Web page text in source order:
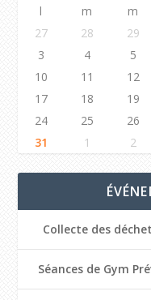
l
m m
27
28 29
3
4 5
10
11 12
17
18 19
24
25 26
31
1 2
Collecte des
Séances de Gym